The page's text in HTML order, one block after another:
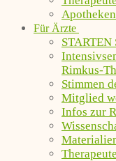
Für Ärzte
STARTEN
Rimkus-
Stimmen
Mitglied
Infos zur